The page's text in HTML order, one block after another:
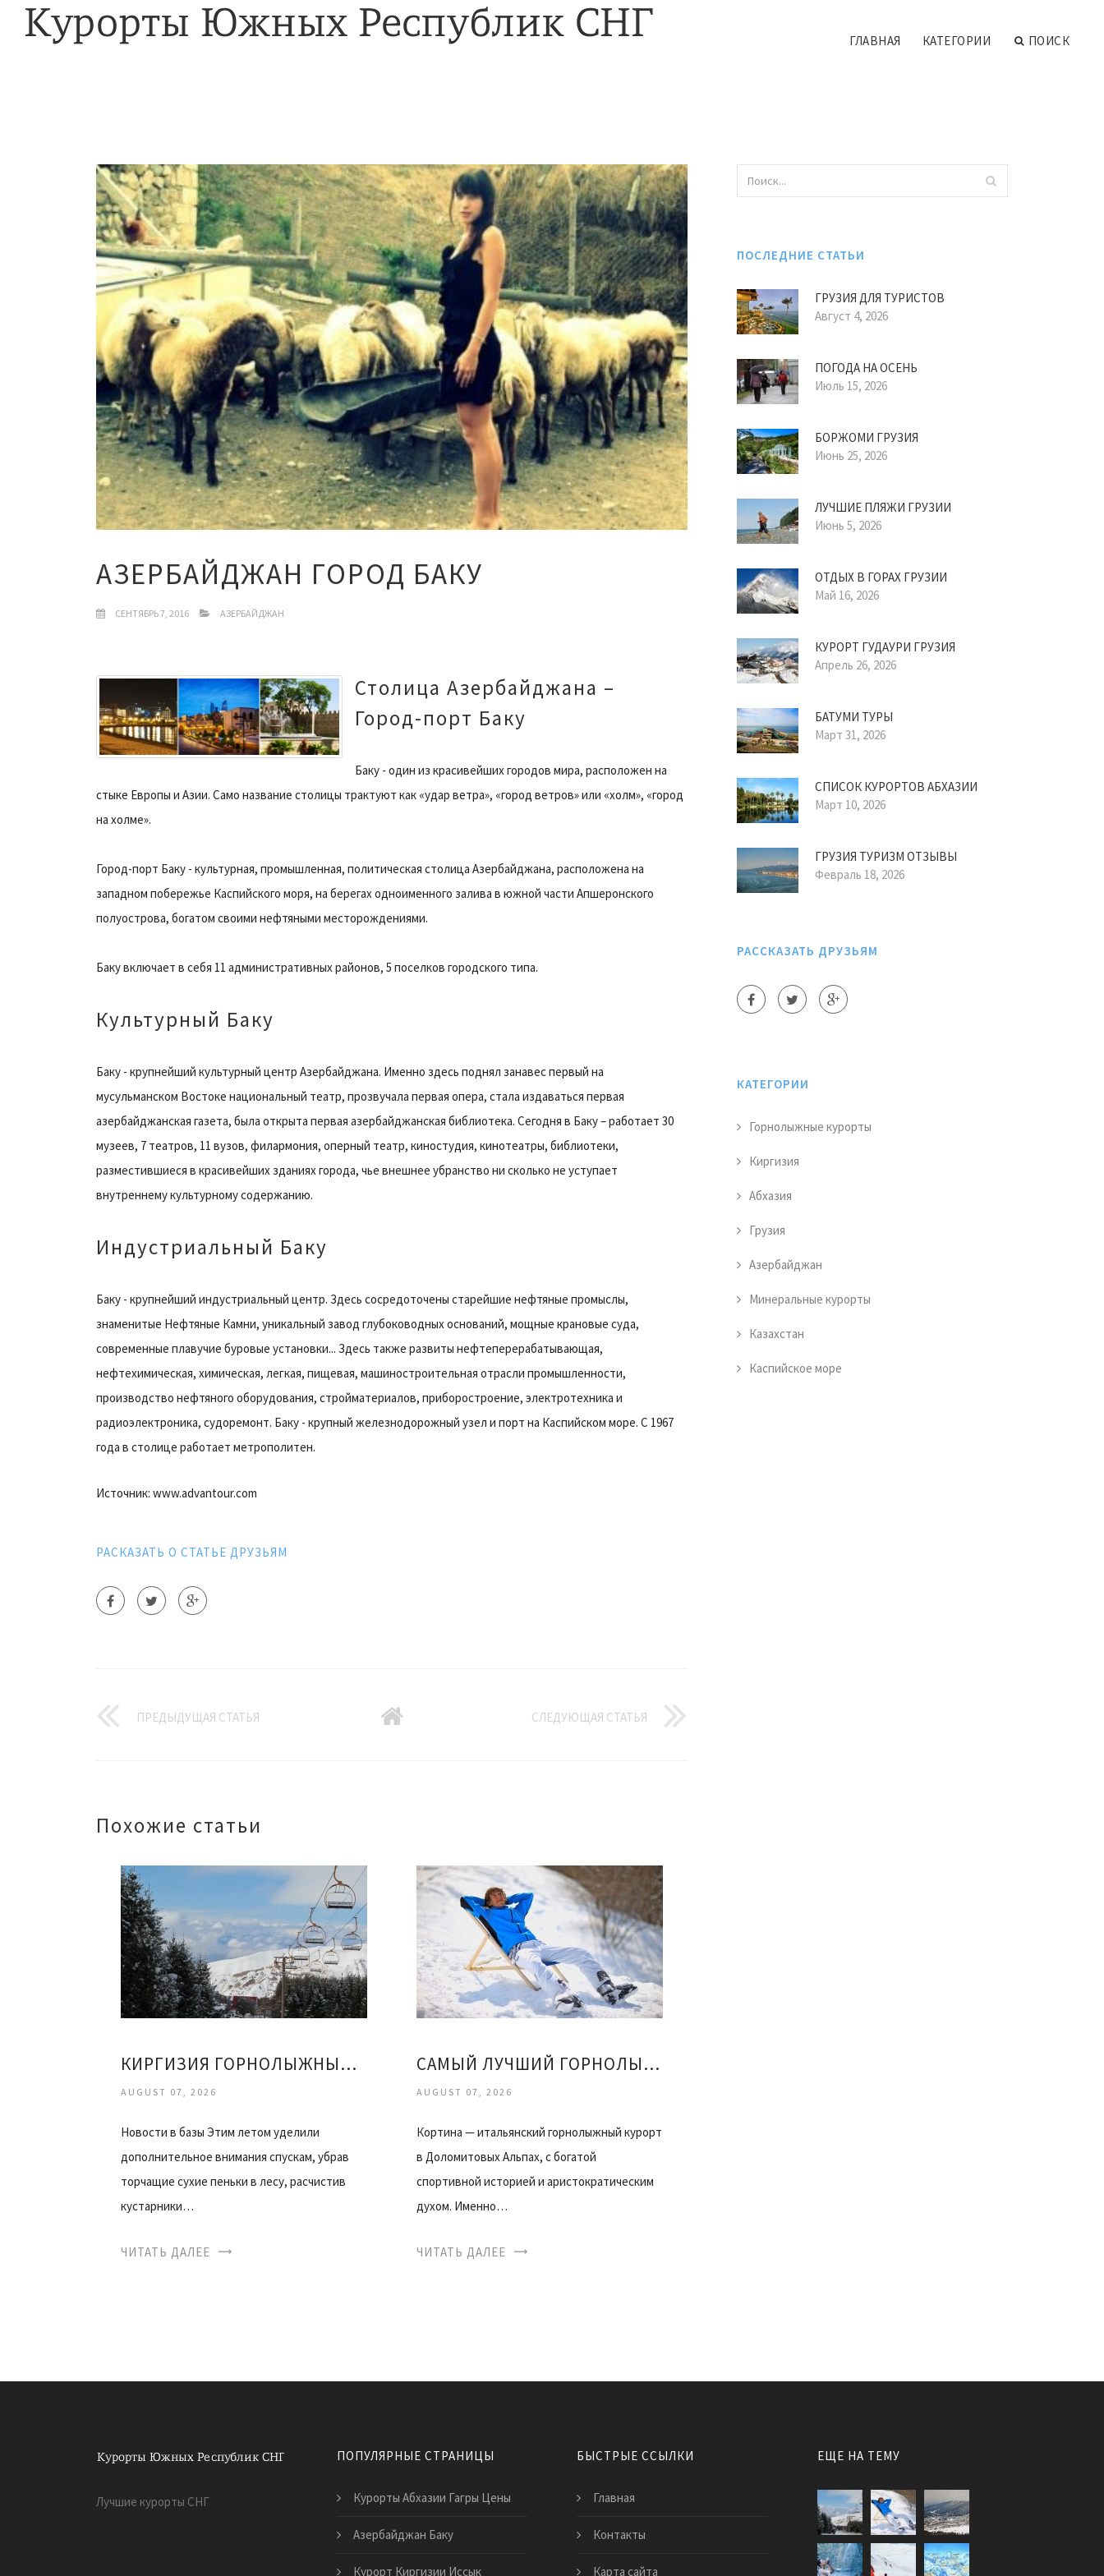
ГЛАВНАЯ КАТЕГОРИИ ПОИСК
АЗЕРБАЙДЖАН ГОРОД БАКУ
СЕНТЯБРЬ 7, 2016 АЗЕРБАЙДЖАН
Столица Азербайджана –
Город-порт Баку
Баку - один из красивейших городов мира, расположен на
стыке Европы и Азии. Само название столицы трактуют как «удар ветра», «город ветров» или «холм», «город
на холме».
Город-порт Баку - культурная, промышленная, политическая столица Азербайджана, расположена на
западном побережье Каспийского моря, на берегах одноименного залива в южной части Апшеронского
полуострова, богатом своими нефтяными месторождениями.
Баку включает в себя 11 административных районов, 5 поселков городского типа.
Культурный Баку
Баку - крупнейший культурный центр Азербайджана. Именно здесь поднял занавес первый на
мусульманском Востоке национальный театр, прозвучала первая опера, стала издаваться первая
азербайджанская газета, была открыта первая азербайджанская библиотека. Сегодня в Баку – работает 30
музеев, 7 театров, 11 вузов, филармония, оперный театр, киностудия, кинотеатры, библиотеки,
разместившиеся в красивейших зданиях города, чье внешнее убранство ни сколько не уступает
внутреннему культурному содержанию.
Индустриальный Баку
Баку - крупнейший индустриальный центр. Здесь сосредоточены старейшие нефтяные промыслы,
знаменитые Нефтяные Камни, уникальный завод глубоководных оснований, мощные крановые суда,
современные плавучие буровые установки... Здесь также развиты нефтеперерабатывающая,
нефтехимическая, химическая, легкая, пищевая, машиностроительная отрасли промышленности,
производство нефтяного оборудования, стройматериалов, приборостроение, электротехника и
радиоэлектроника, судоремонт. Баку - крупный железнодорожный узел и порт на Каспийском море. С 1967
года в столице работает метрополитен.
Источник: www.advantour.com
РАСКАЗАТЬ О СТАТЬЕ ДРУЗЬЯМ
ПРЕДЫДУЩАЯ СТАТЬЯ СЛЕДУЮЩАЯ СТАТЬЯ
Похожие статьи
КИРГИЗИЯ ГОРНОЛЫЖНЫЙ КУРОРТ КАРАКОЛ ОТЗЫВЫ
AUGUST 07, 2026
Новости в базы Этим летом уделили
дополнительное внимания спускам, убрав
торчащие сухие пеньки в лесу, расчистив
кустарники…
ЧИТАТЬ ДАЛЕЕ
САМЫЙ ЛУЧШИЙ ГОРНОЛЫЖНЫЙ КУРОРТ
AUGUST 07, 2026
Кортина — итальянский горнолыжный курорт
в Доломитовых Альпах, с богатой
спортивной историей и аристократическим
духом. Именно…
ЧИТАТЬ ДАЛЕЕ
ПОСЛЕДНИЕ СТАТЬИ
ГРУЗИЯ ДЛЯ ТУРИСТОВ
Август 4, 2026
ПОГОДА НА ОСЕНЬ
Июль 15, 2026
БОРЖОМИ ГРУЗИЯ
Июнь 25, 2026
ЛУЧШИЕ ПЛЯЖИ ГРУЗИИ
Июнь 5, 2026
ОТДЫХ В ГОРАХ ГРУЗИИ
Май 16, 2026
КУРОРТ ГУДАУРИ ГРУЗИЯ
Апрель 26, 2026
БАТУМИ ТУРЫ
Март 31, 2026
СПИСОК КУРОРТОВ АБХАЗИИ
Март 10, 2026
ГРУЗИЯ ТУРИЗМ ОТЗЫВЫ
Февраль 18, 2026
РАССКАЗАТЬ ДРУЗЬЯМ
КАТЕГОРИИ
Горнолыжные курорты
Киргизия
Абхазия
Грузия
Азербайджан
Минеральные курорты
Казахстан
Каспийское море
Лучшие курорты СНГ
ПОПУЛЯРНЫЕ СТРАНИЦЫ
Курорты Абхазии Гагры Цены
Азербайджан Баку
Курорт Киргизии Иссык
БЫСТРЫЕ ССЫЛКИ
Главная
Контакты
Карта сайта
ЕЩЕ НА ТЕМУ